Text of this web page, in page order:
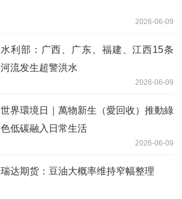
2026-06-09
水利部：广西、广东、福建、江西15条
河流发生超警洪水
2026-06-09
世界環境日｜萬物新生（愛回收）推動綠
色低碳融入日常生活
2026-06-09
瑞达期货：豆油大概率维持窄幅整理